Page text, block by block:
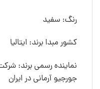
رنگ: سفید
کشور مبدا برند: ایتالیا
نماینده رسمی برند:
جورجیو آرمانی در ایران